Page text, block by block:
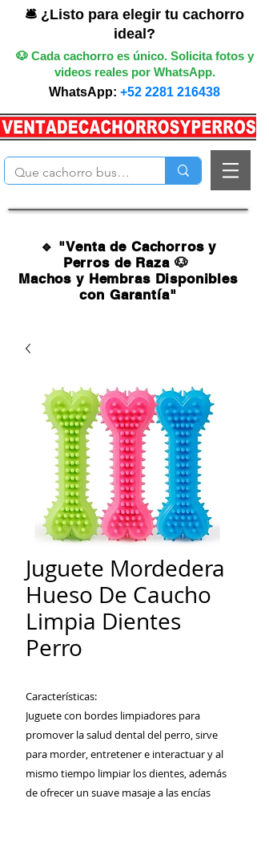
🛎️ ¿Listo para elegir tu cachorro
ideal?
🐶 Cada cachorro es único. Solicita fotos y
videos reales por WhatsApp.
WhatsApp: +52 2281 216438
🔹 "Venta de Cachorros y
Perros de Raza 🐶
Machos y Hembras Disponibles
con Garantía"
Juguete Mordedera
Hueso De Caucho
Limpia Dientes
Perro
Características:
Juguete con bordes limpiadores para
promover la salud dental del perro, sirve
para morder, entretener e interactuar y al
mismo tiempo limpiar los dientes, además
de ofrecer un suave masaje a las encías